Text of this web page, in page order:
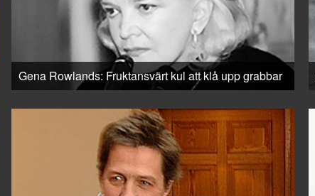
Gena Rowlands: Fruktansvärt kul att klå upp grabbar